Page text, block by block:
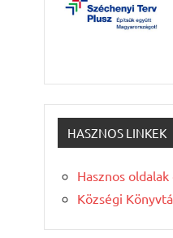
HASZNOS LINKEK
Hasznos
Községi